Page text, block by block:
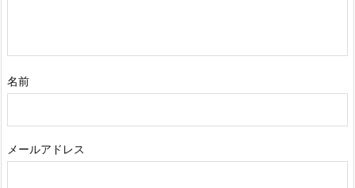
名前
メールアドレス